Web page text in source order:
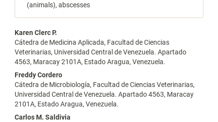
(animals), abscesses
Contenido
principal
del
artículo
Karen Clerc P.
Cátedra de Medicina Aplicada, Facultad de Ciencias
Veterinarias, Universidad Central de Venezuela. Apartado
4563, Maracay 2101A, Estado Aragua, Venezuela.
Freddy Cordero
Cátedra de Microbiología, Facultad de Ciencias Veterinarias,
Universidad Central de Venezuela. Apartado 4563, Maracay
2101A, Estado Aragua, Venezuela.
Carlos M. Saldivia